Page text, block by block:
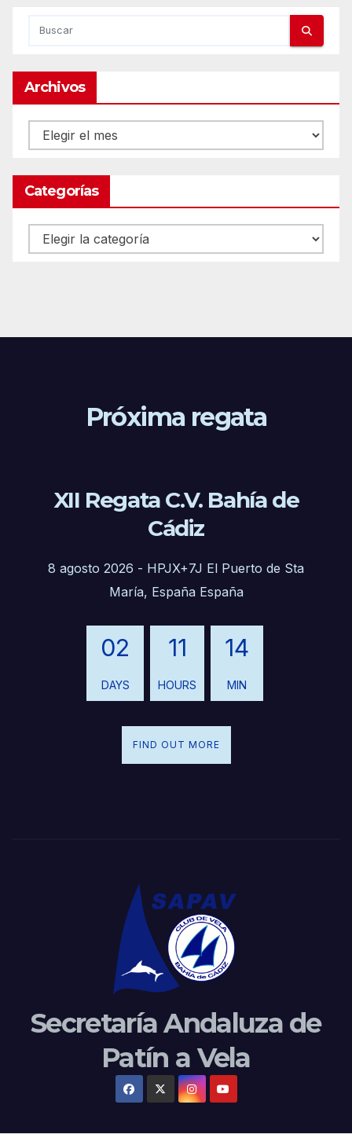
Archivos
Archivos
Categorías
Categorías
Próxima regata
XII Regata C.V. Bahía de
Cádiz
8 agosto 2026 - HPJX+7J El Puerto de Sta
María, España España
02
DAYS
11
HOURS
14
MIN
FIND OUT MORE
Secretaría Andaluza de
Patín a Vela